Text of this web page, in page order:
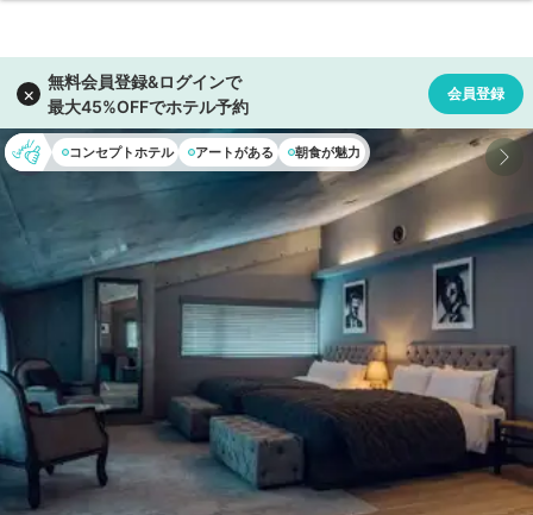
コンセプトホテル アートがある 朝食が魅力